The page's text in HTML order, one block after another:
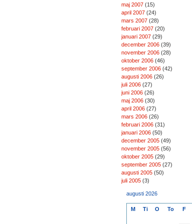
maj 2007(15)
april 2007(24)
mars 2007(28)
februari 2007(20)
januari 2007(29)
december 2006(39)
november 2006(28)
oktober 2006(46)
september 2006(42)
augusti 2006(26)
juli 2006(27)
juni 2006(26)
maj 2006(30)
april 2006(27)
mars 2006(26)
februari 2006(31)
januari 2006(50)
december 2005(49)
november 2005(56)
oktober 2005(29)
september 2005(27)
augusti 2005(50)
juli 2005(3)
augusti 2026
M Ti O To F